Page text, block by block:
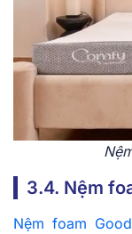
3.4. Nệm
Nệm foam